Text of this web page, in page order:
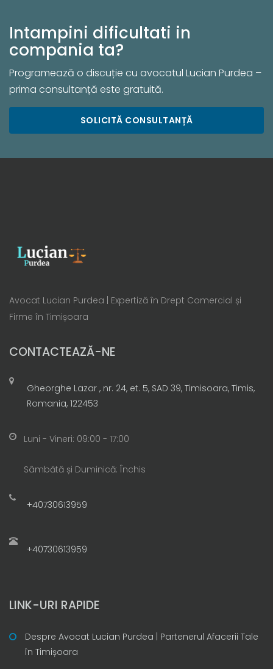
Intampini dificultati in
compania ta?
Programează o discuție cu avocatul Lucian Purdea –
prima consultanță este gratuită.
SOLICITĂ CONSULTANȚĂ
Avocat Lucian Purdea | Expertiză în Drept Comercial și
Firme în Timișoara
CONTACTEAZĂ-NE
Gheorghe Lazar , nr. 24, et. 5, SAD 39, Timisoara, Timis,
Romania, 122453
Luni - Vineri: 09:00 - 17:00
Sâmbătă și Duminică: Închis
+40730613959
+40730613959
LINK-URI RAPIDE
Despre Avocat Lucian Purdea | Partenerul Afacerii Tale
în Timișoara